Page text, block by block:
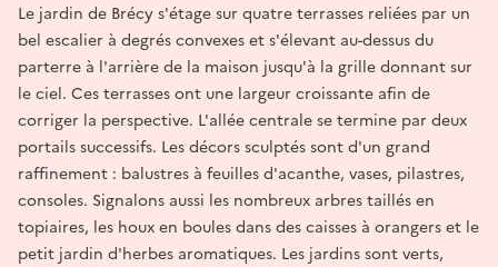
Le jardin de Brécy s'étage sur quatre terrasses reliées par un
bel escalier à degrés convexes et s'élevant au-dessus du
parterre à l'arrière de la maison jusqu'à la grille donnant sur
le ciel. Ces terrasses ont une largeur croissante afin de
corriger la perspective. L'allée centrale se termine par deux
portails successifs. Les décors sculptés sont d'un grand
raffinement : balustres à feuilles d'acanthe, vases, pilastres,
consoles. Signalons aussi les nombreux arbres taillés en
topiaires, les houx en boules dans des caisses à orangers et le
petit jardin d'herbes aromatiques. Les jardins sont verts,